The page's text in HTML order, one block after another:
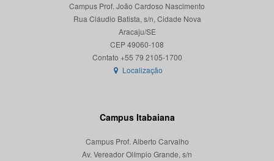
Campus Prof. João Cardoso Nascimento
Rua Cláudio Batista, s/n, Cidade Nova
Aracaju/SE
CEP 49060-108
Localização
Campus Itabaiana
Campus Prof. Alberto Carvalho
Av. Vereador Olímpio Grande, s/n